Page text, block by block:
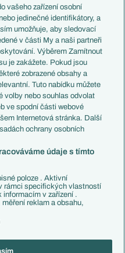
Francie
Itálie
Německo
Španělsko
Argentina
Brazílie
Přestupy
Zápasy
Livescore
Tipovací soutěž
vašeho zařízení osobní
jedinečné identifikátory, a
umožňuje, aby sledovací
v části My a naši partneři
Výběrem Zamítnout
je zakážete. Pokud jsou
zobrazené obsahy a
Tuto nabídku můžete
volby nebo souhlas odvolat
ve spodní části webové
Internetová stránka. Další
ochrany osobních
údaje s tímto
poloze . Aktivní
rámci specifických vlastností
informacím v zařízení .
reklam a obsahu,